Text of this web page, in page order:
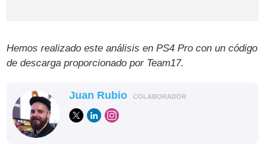
Hemos realizado este análisis en PS4 Pro con un código
de descarga proporcionado por Team17.
Juan Rubio COLABORADOR